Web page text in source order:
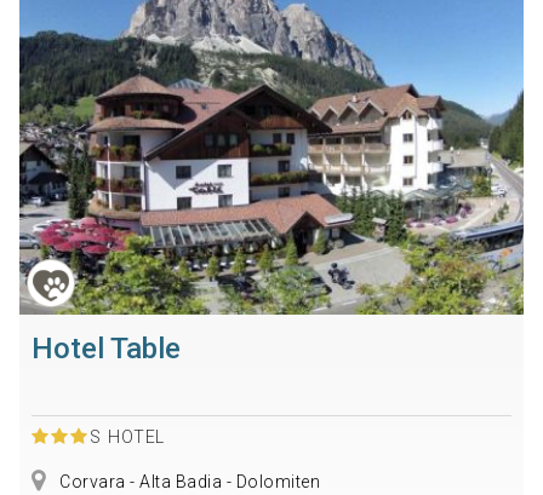
Hotel Table
S HOTEL
Corvara - Alta Badia - Dolomiten